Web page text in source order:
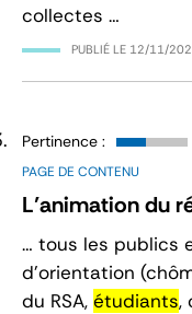
collectes …
PUBLIÉ LE 12/11/
PAGE DE CONTENU
L’animation du
Pertinence :
… tous les publics
d’orientation
du RSA, étudiants,